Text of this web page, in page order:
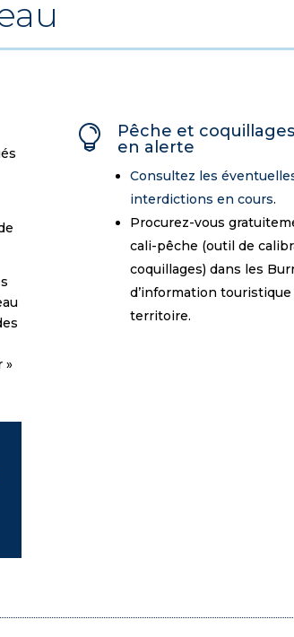
»

Pêche et
en alerte
Consultez les
interdictions en cours.
Procurez-vous
cali-pêche (outil de
coquillages) dans les
d’information touristique
territoire.